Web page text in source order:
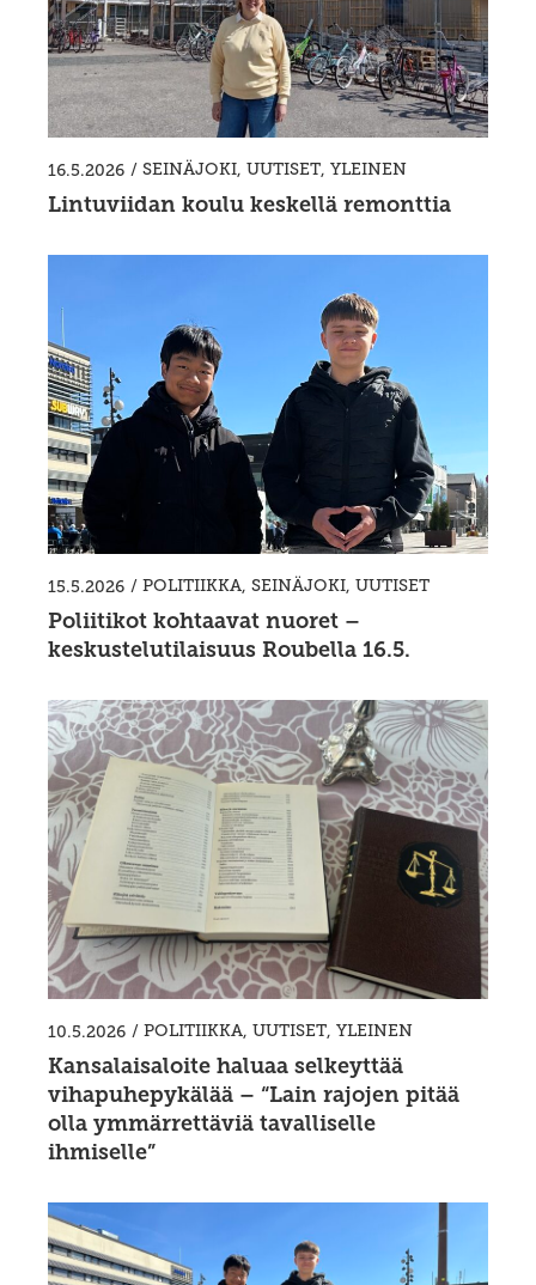
16.5.2026 / SEINÄJOKI, UUTISET, YLEINEN
Lintuviidan koulu keskellä remonttia
15.5.2026 / POLITIIKKA, SEINÄJOKI, UUTISET
Poliitikot kohtaavat nuoret –
keskustelutilaisuus Roubella 16.5.
10.5.2026 / POLITIIKKA, UUTISET, YLEINEN
Kansalaisaloite haluaa selkeyttää
vihapuhepykälää – “Lain rajojen pitää
olla ymmärrettäviä tavalliselle
ihmiselle”